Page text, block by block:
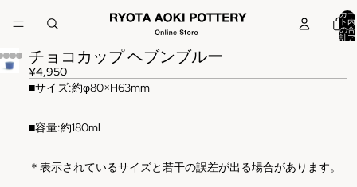
カー
ト内
の合
計ア
チョコカップ ヘブンブルー
¥4,950
■サイズ:約φ80×H63mm
■容量:約180ml
＊表示されているサイズと若干の誤差が出る場合があります。